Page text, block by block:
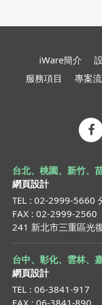
iWare簡介
服務項目
專案
台北、桃園、新竹、
網頁設計
TEL : 02-2999-5660
FAX : 02-2999-2560
241 新北市三重區光
台中、彰化、雲林、
網頁設計
TEL : 06-3841-917